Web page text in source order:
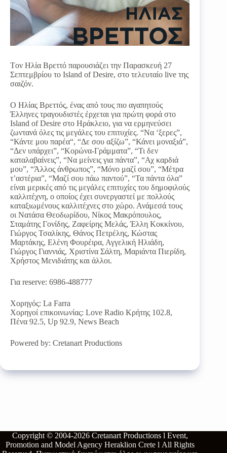
Tον Ηλία Βρεττό παρουσιάζει την Παρασκευή 27
Σεπτεμβρίου το Island of Desire, στο τελευταίο live της
σαιζόν.
Ο Ηλίας Βρεττός, ένας από τους πιο αγαπητούς
Έλληνες τραγουδιστές έρχεται για πρώτη φορά στο
Island of Desire στο Ηράκλειο, για να ερμηνεύσει
ζωντανά όλες τις μεγάλες του επιτυχίες. “Να ‘ξερες”,
“Κάντε μου παρέα“, “Δε σου αξίζω”, “Κάνει μοναξιά”,
“Δεν υπάρχει”, “Κορώνα-Γράμματα”, “Τι δεν
καταλαβαίνεις”, “Να μείνεις για πάντα”, “Αχ καρδιά
μου”, “Άλλος άνθρωπος”, “Μόνο μαζί σου”, “Μέτρα
τ’αστέρια”, “Μαζί σου πάω παντού”, “Τα πάντα όλα”
είναι μερικές από τις μεγάλες επιτυχίες του δημοφιλούς
καλλιτέχνη, ο οποίος έχει συνεργαστεί με πολλούς
καταξιωμένους καλλιτέχνες στο χώρο. Ανάμεσά τους
οι Νατάσα Θεοδωρίδου, Νίκος Μακρόπουλος,
Σταμάτης Γονίδης, Ζαφείρης Μελάς, Έλλη Κοκκίνου,
Γιώργος Τσαλίκης, Θάνος Πετρέλης, Κώστας
Μαρτάκης, Ελένη Φουρέιρα, Αγγελική Ηλιάδη,
Γιώργος Γιαννιάς, Χριστίνα Σάλτη, Μαριάντα Πιερίδη,
Χρήστος Μενιδιάτης και άλλοι.
Για reserve: 6986-488777
Χορηγός: La Farra
Χορηγοί επικοινωνίας: Love Radio Κρήτης 102.8,
Πένα 92.5, Up 92.9, News Beach
Powered by: Cretanart Productions
Copyright © 2004-2026 Cretanart Productions l Event,
Promotion and Model Agency Heraklion Crete l All Rights